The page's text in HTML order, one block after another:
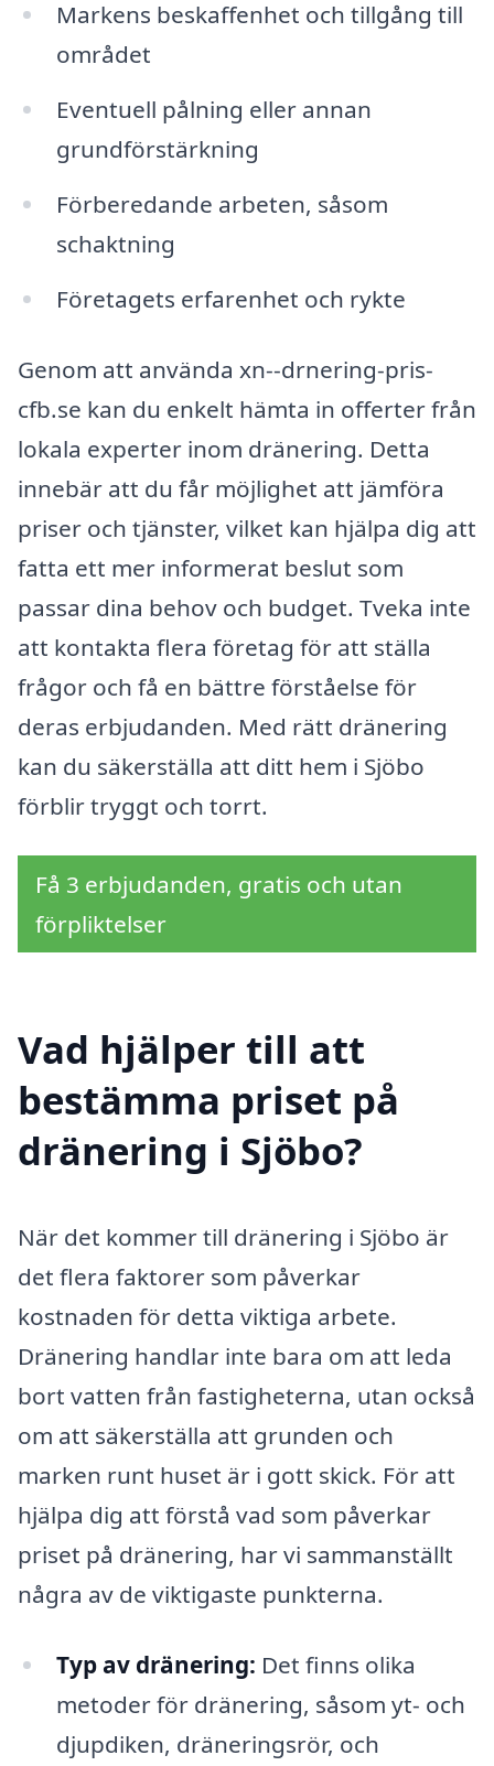
Markens beskaffenhet och tillgång till
området
Eventuell pålning eller annan
grundförstärkning
Förberedande arbeten, såsom
schaktning
Företagets erfarenhet och rykte
Genom att använda xn--drnering-pris-
cfb.se kan du enkelt hämta in offerter från
lokala experter inom dränering. Detta
innebär att du får möjlighet att jämföra
priser och tjänster, vilket kan hjälpa dig att
fatta ett mer informerat beslut som
passar dina behov och budget. Tveka inte
att kontakta flera företag för att ställa
frågor och få en bättre förståelse för
deras erbjudanden. Med rätt dränering
kan du säkerställa att ditt hem i Sjöbo
förblir tryggt och torrt.
Få 3 erbjudanden, gratis och utan
förpliktelser
Vad hjälper till att
bestämma priset på
dränering i Sjöbo?
När det kommer till dränering i Sjöbo är
det flera faktorer som påverkar
kostnaden för detta viktiga arbete.
Dränering handlar inte bara om att leda
bort vatten från fastigheterna, utan också
om att säkerställa att grunden och
marken runt huset är i gott skick. För att
hjälpa dig att förstå vad som påverkar
priset på dränering, har vi sammanställt
några av de viktigaste punkterna.
Typ av dränering: Det finns olika
metoder för dränering, såsom yt- och
djupdiken, dräneringsrör, och